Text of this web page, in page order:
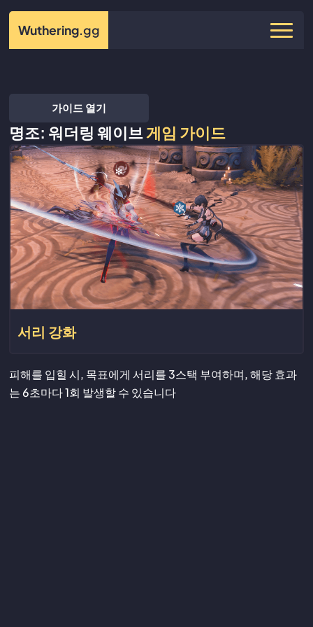
Wuthering.gg
가이드 열기
명조: 워더링 웨이브게임 가이드
서리 강화
피해를 입힐 시, 목표에게 서리를 3스택 부여하며, 해당 효과
는 6초마다 1회 발생할 수 있습니다